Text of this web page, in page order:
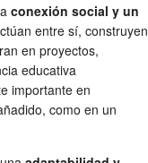
conexión social y un
entre sí, construyen
en proyectos,
educativa
importante en
como en un